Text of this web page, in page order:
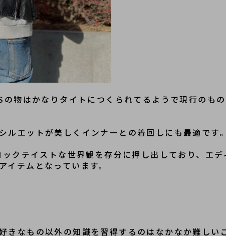
物はかなりタイトにつくられてるようで現行のも
ルエットが美しくインナーとの着回しにも最適です。
クテイストな世界観を存分に押し出しており、エ
テムとなっています。
きなもの以外の知識を習得するのはなかなか難しい